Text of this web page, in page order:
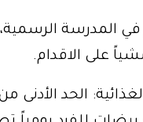
في المدرسة
على الاقدام.
الحد